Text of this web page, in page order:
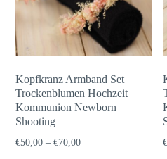
Kopfkranz Armband Set
Trockenblumen Hochzeit
Kommunion Newborn
Shooting
€50,00 –€70,00